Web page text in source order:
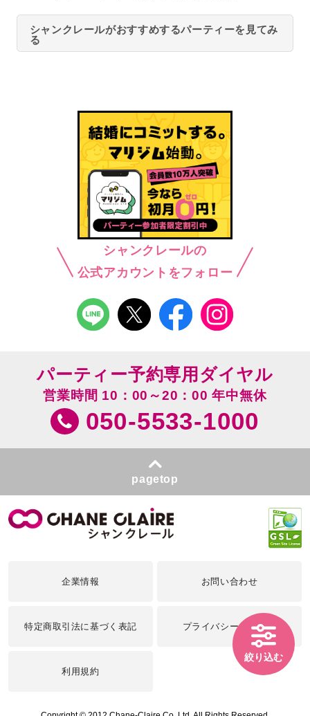
シャンクレールがおすすめするパーティーを見てみ
る
シャンクレールの
公式アカウントをフォロー
絞り込む
パーティー予約専用ダイヤル
営業時間 10：00～20：00 年中無休
050-5533-1000
pagetop
企業情報 お問い合わせ
特定商取引法に基づく表記 プライバシーポリシー
利用規約